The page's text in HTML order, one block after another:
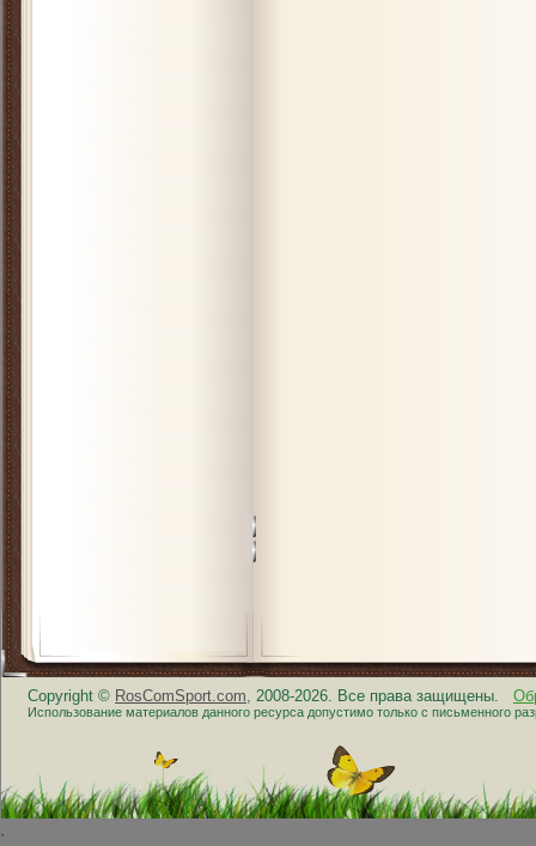
Copyright © RosComSport.com, 2008-2026. Все права защищены.
Использование материалов данного ресурса допустимо только с письменного
.